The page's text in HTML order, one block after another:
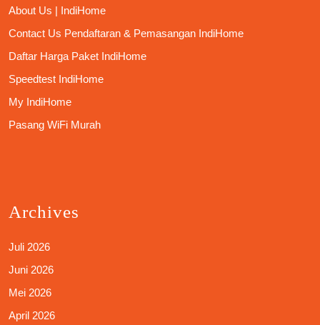
About Us | IndiHome
Contact Us Pendaftaran & Pemasangan IndiHome
Daftar Harga Paket IndiHome
Speedtest IndiHome
My IndiHome
Pasang WiFi Murah
Archives
Juli 2026
Juni 2026
Mei 2026
April 2026